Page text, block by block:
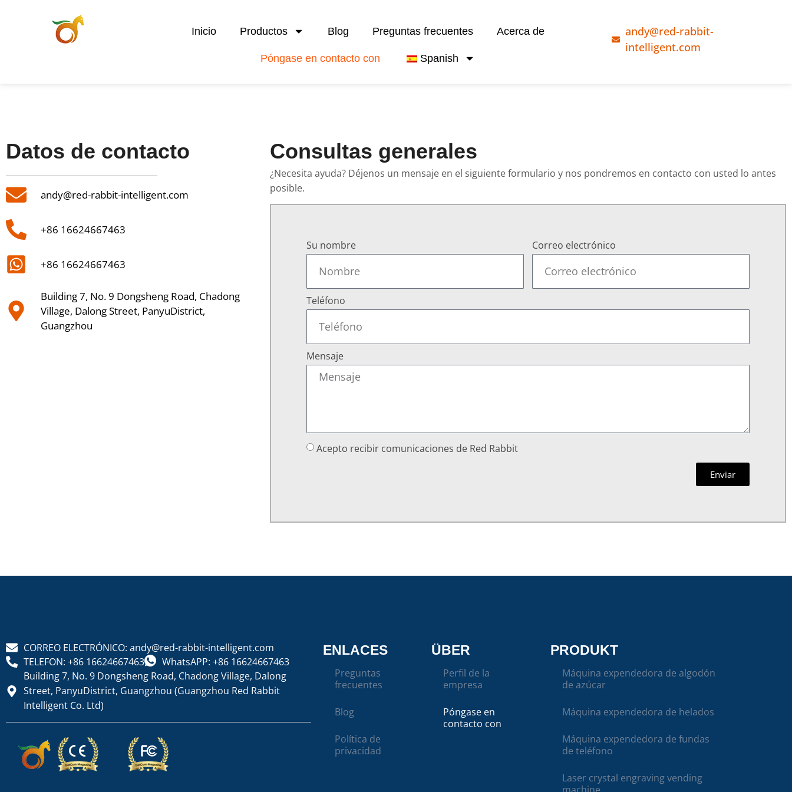
Inicio Productos Blog Preguntas frecuentes Acerca de
Póngase en contacto con Spanish
andy@red-rabbit-
intelligent.com
Datos de contacto
andy@red-rabbit-intelligent.com
+86 16624667463
+86 16624667463
Building 7, No. 9 Dongsheng Road, Chadong
Village, Dalong Street, PanyuDistrict,
Guangzhou
Consultas generales
¿Necesita ayuda? Déjenos un mensaje en el siguiente formulario y nos pondremos en contacto con usted lo antes
posible.
Su nombre Correo electrónico
Teléfono
Mensaje
Acepto recibir comunicaciones de Red Rabbit
Enviar
CORREO ELECTRÓNICO: andy@red-rabbit-intelligent.com
TELEFON: +86 16624667463
WhatsAPP: +86 16624667463
Building 7, No. 9 Dongsheng Road, Chadong Village, Dalong
Street, PanyuDistrict, Guangzhou (Guangzhou Red Rabbit
Intelligent Co. Ltd)
ENLACES
Preguntas
frecuentes
Blog
Política de
privacidad
ÜBER
Perfil de la
empresa
Póngase en
contacto con
PRODUKT
Máquina expendedora de algodón
de azúcar
Máquina expendedora de helados
Máquina expendedora de fundas
de teléfono
Laser crystal engraving vending